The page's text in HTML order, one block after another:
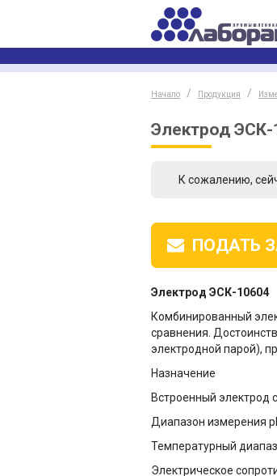
Начало Продукция
Электрод ЭСК-
К сожалению,
ПОДАТЬ
Электрод ЭСК-10604
Комбинированный
сравнения.
электродной парой),
Назначение
Встроенный электрод
Диапазон измерения
Температурный
Электрическое